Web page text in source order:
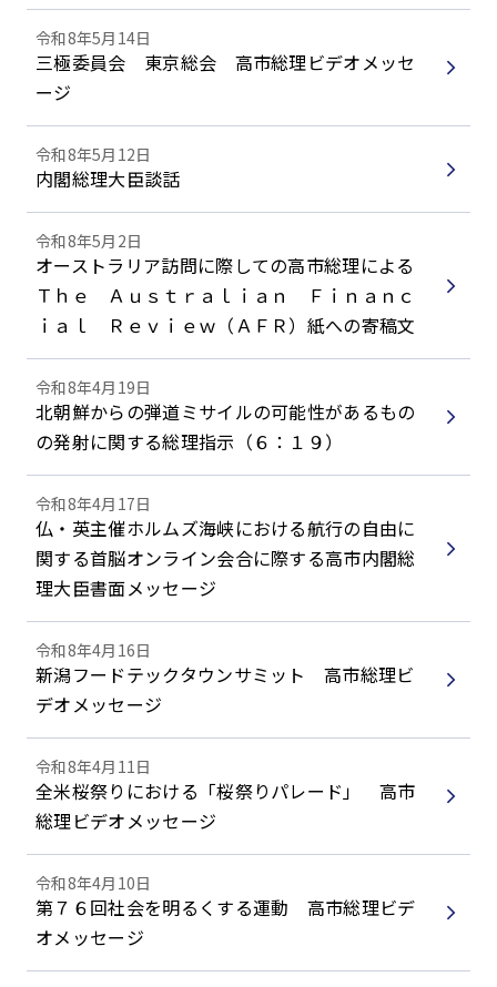
令和8年5月14日
三極委員会 東京総会 高市総理ビデオメッセ
ージ
令和8年5月12日
内閣総理大臣談話
令和8年5月2日
オーストラリア訪問に際しての高市総理による
Ｔｈｅ Ａｕｓｔｒａｌｉａｎ Ｆｉｎａｎｃ
ｉａｌ Ｒｅｖｉｅｗ（ＡＦＲ）紙への寄稿文
令和8年4月19日
北朝鮮からの弾道ミサイルの可能性があるもの
の発射に関する総理指示（６：１９）
令和8年4月17日
仏・英主催ホルムズ海峡における航行の自由に
関する首脳オンライン会合に際する高市内閣総
理大臣書面メッセージ
令和8年4月16日
新潟フードテックタウンサミット 高市総理ビ
デオメッセージ
令和8年4月11日
全米桜祭りにおける「桜祭りパレード」 高市
総理ビデオメッセージ
令和8年4月10日
第７６回社会を明るくする運動 高市総理ビデ
オメッセージ